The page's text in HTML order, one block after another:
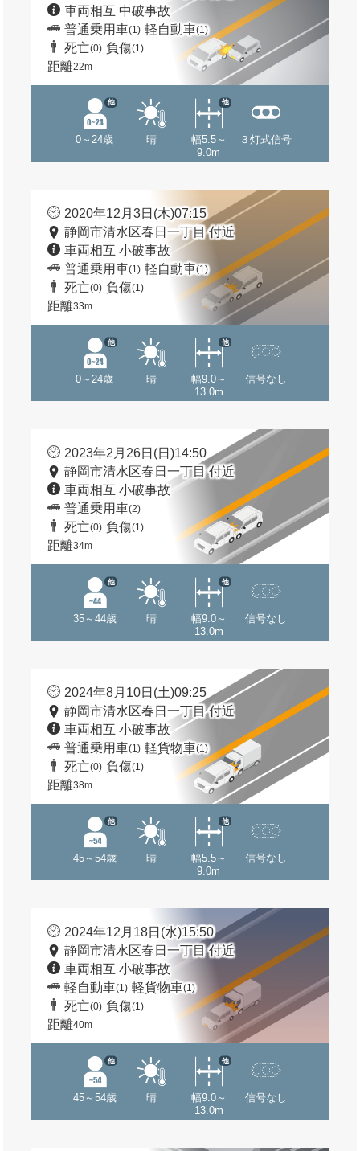
車両相互 中破事故
普通乗用車(1) 軽自動車(1)
死亡(0) 負傷(1)
距離22m
0～24歳
他
晴
幅5.5～
9.0m
他
３灯式信号
2020年12月3日(木)07:15
静岡市清水区春日一丁目 付近
車両相互 小破事故
普通乗用車(1) 軽自動車(1)
死亡(0) 負傷(1)
距離33m
0～24歳
他
晴
幅9.0～
13.0m
他
信号なし
2023年2月26日(日)14:50
静岡市清水区春日一丁目 付近
車両相互 小破事故
普通乗用車(2)
死亡(0) 負傷(1)
距離34m
35～44歳
他
晴
幅9.0～
13.0m
他
信号なし
2024年8月10日(土)09:25
静岡市清水区春日一丁目 付近
車両相互 小破事故
普通乗用車(1) 軽貨物車(1)
死亡(0) 負傷(1)
距離38m
45～54歳
他
晴
幅5.5～
9.0m
他
信号なし
2024年12月18日(水)15:50
静岡市清水区春日一丁目 付近
車両相互 小破事故
軽自動車(1) 軽貨物車(1)
死亡(0) 負傷(1)
距離40m
45～54歳
他
晴
幅9.0～
13.0m
他
信号なし